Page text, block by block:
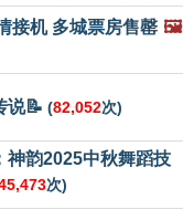
接机 多城票房售罄 🖼️
说📝 (82,052次)
神韵2025中秋舞蹈技
次)